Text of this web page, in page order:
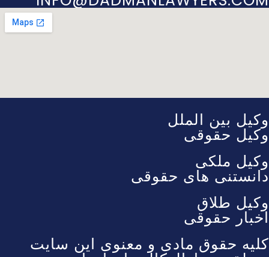
وکیل بین الملل
وکیل حقوقی
وکیل ملکی
دانستنی های حقوقی
وکیل طلاق
اخبار حقوقی
کلیه حقوق مادی و معنوی این سایت